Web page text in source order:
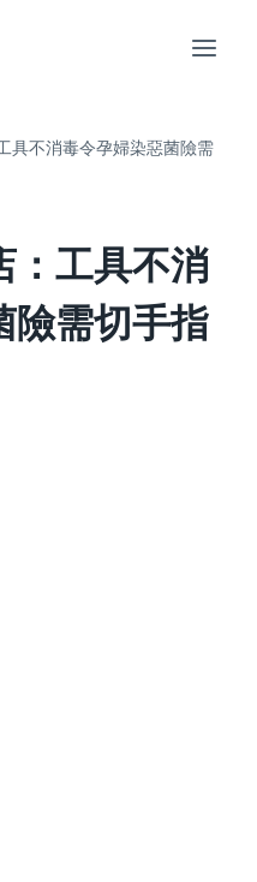
具不消毒令孕婦染惡菌險需
：工具不消
險需切手指